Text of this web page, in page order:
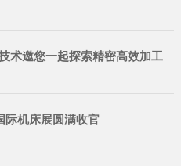
术邀您一起探索精密高效加工
际机床展圆满收官